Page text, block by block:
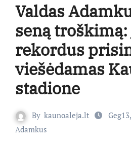
Valdas
seną
rekordus
viešėdamas
stadione
By kaunoaleja.lt
Adamkus